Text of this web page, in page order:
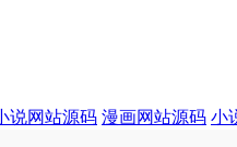
说网站源码 漫画网站源码 小